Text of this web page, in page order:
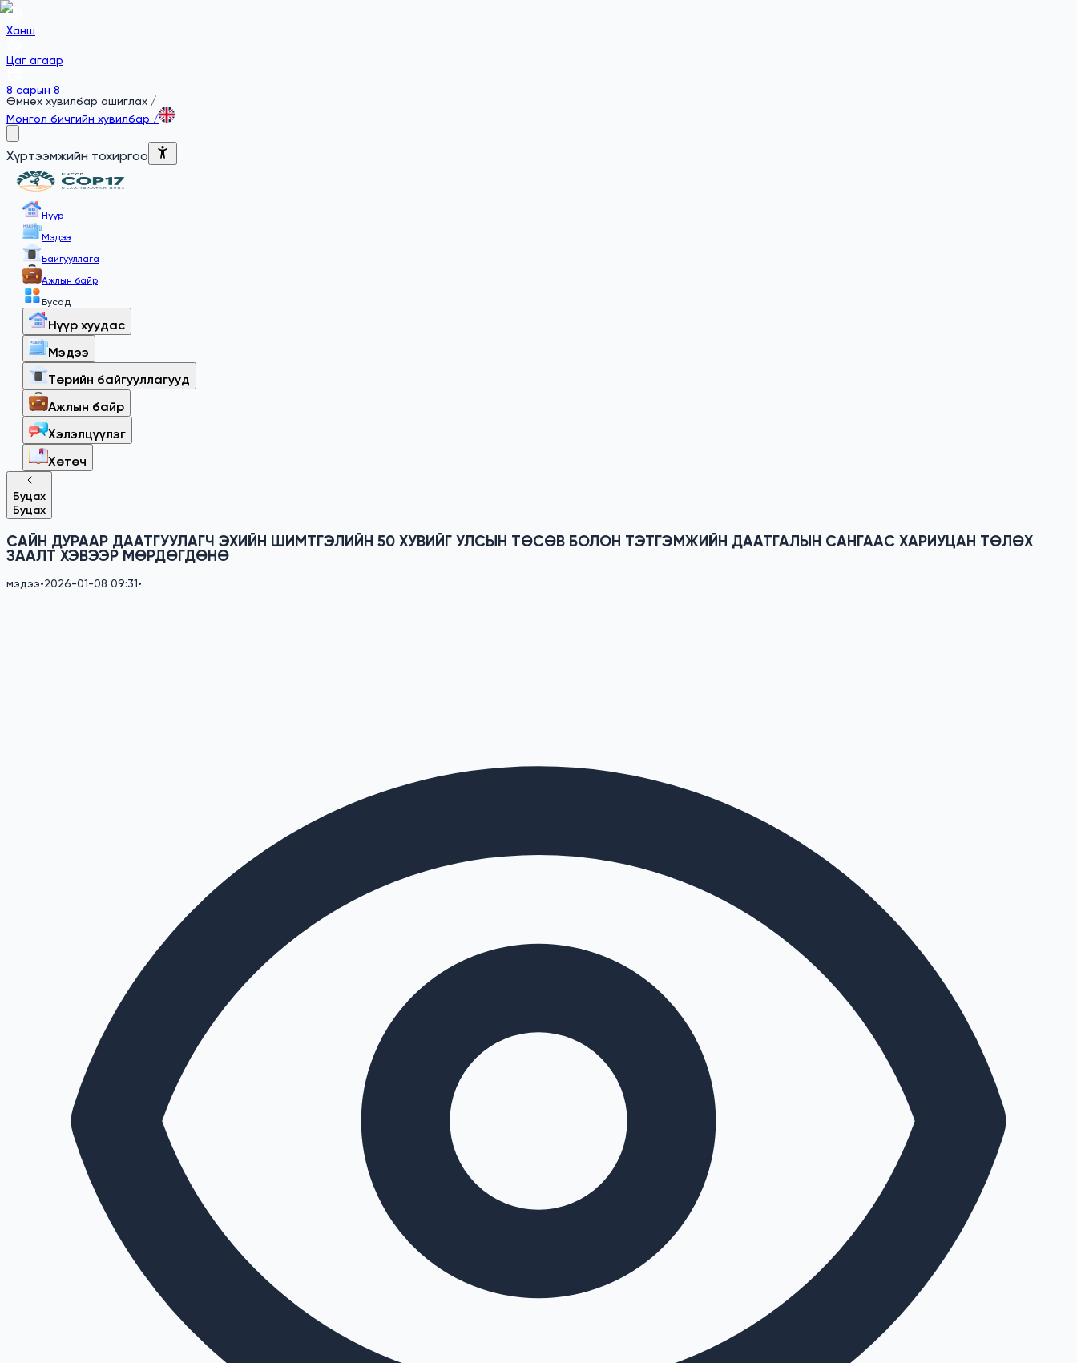
Ханш
Цаг агаар
8 сарын 8
Өмнөх хувилбар ашиглах /
Монгол бичгийн хувилбар /
Хүртээмжийн тохиргоо
Нүүр
Мэдээ
Байгууллага
Ажлын байр
Бусад
Нүүр хуудас
Мэдээ
Төрийн байгууллагууд
Ажлын байр
Хэлэлцүүлэг
Хөтөч
Буцах
Буцах
САЙН ДУРААР ДААТГУУЛАГЧ ЭХИЙН ШИМТГЭЛИЙН 50 ХУВИЙГ УЛСЫН ТӨСӨВ БОЛОН ТЭТГЭМЖИЙН ДААТГАЛЫН САНГААС ХАРИУЦАН ТӨЛӨХ
ЗААЛТ ХЭВЭЭР МӨРДӨГДӨНӨ
мэдээ•2026-01-08 09:31•